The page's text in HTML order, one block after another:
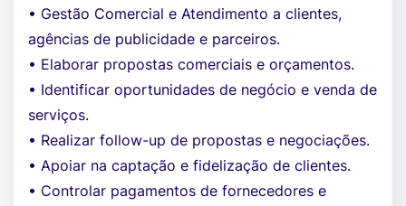
• Gestão Comercial e Atendimento a clientes,
agências de publicidade e parceiros.
• Elaborar propostas comerciais e orçamentos.
• Identificar oportunidades de negócio e venda de
serviços.
• Realizar follow-up de propostas e negociações.
• Apoiar na captação e fidelização de clientes.
• Controlar pagamentos de fornecedores e